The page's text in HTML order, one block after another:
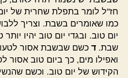
חז"ל לומר בתפלת שחרית של
כמו שאומרים בשבת. וצריך
יום טוב. ובגדי יום טוב יהיו
שבת. ד כשם שבשבת אסור
ואפילו מים, כך ביום טוב אסור
הקידוש של יום טוב. וכשם